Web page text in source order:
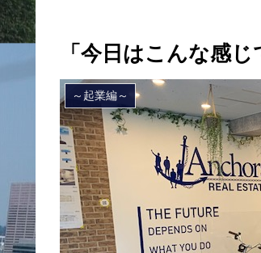
「今日はこんな感
～起業編～